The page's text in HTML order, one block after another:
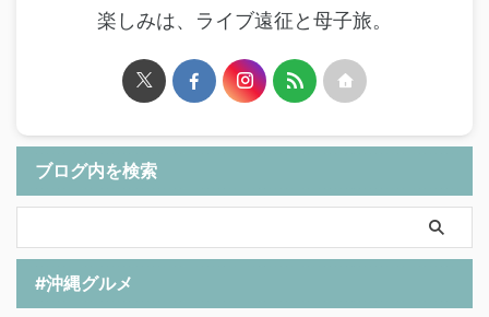
楽しみは、ライブ遠征と母子旅。
ブログ内を検索
#沖縄グルメ